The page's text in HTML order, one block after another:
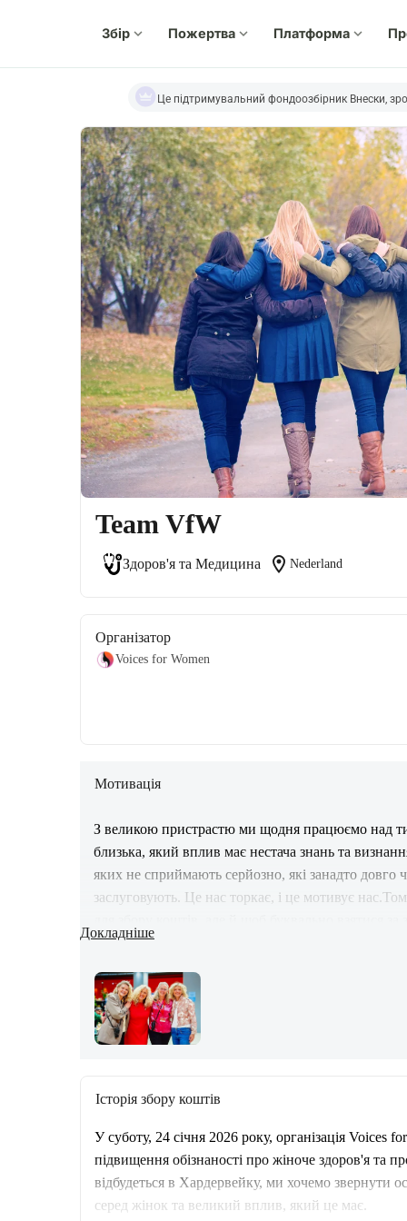
Збір expand_more Пожертва expand_more Платформа expand_more
Це підтримувальний фондоозбірник Внески,
Team VfW
Здоров'я та Медицина location_on Nederland
Організатор
Voices for Women
Мотивація
З великою пристрастю ми щодня працюємо над
близька, який вплив має нестача знань та
яких не сприймають серйозно, які занадто довго
заслуговують. Це нас торкає, і це мотивує
яких ми це робимо.Ми запрошуємо всіх
for Women
Докладніше
Історія збору коштів
У суботу, 24 січня 2026 року, організація Voices
підвищення обізнаності про жіноче здоров'я та
відбудеться в Хардервейку, ми хочемо звернути
серед жінок та великий вплив, який це має.